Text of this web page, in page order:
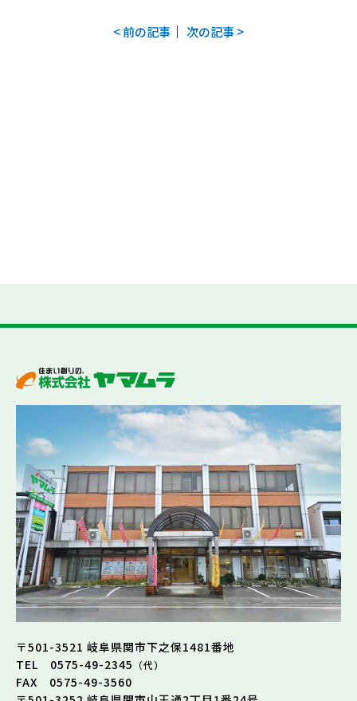
< 前の記事 ｜ 次の記事 >
〒501-3521 岐阜県関市下之保1481番地
TEL 0575-49-2345 （代）
FAX 0575-49-3560